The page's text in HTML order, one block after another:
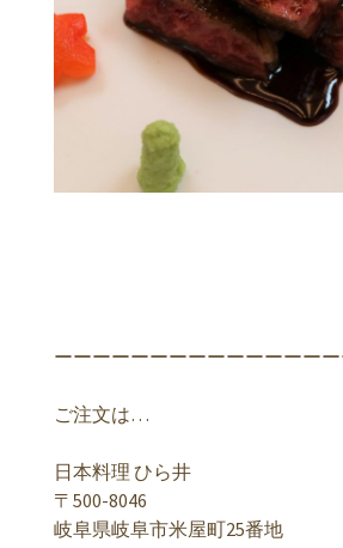
ーーーーーーーーーーーーーー
ご注文は…
日本料理 ひら井
〒500-8046
岐阜県岐阜市米屋町25番地